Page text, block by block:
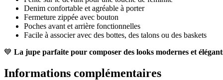
Denim confortable et agréable à porter
Fermeture zippée avec bouton
Poches avant et arrière fonctionnelles
Facile à associer avec des bottes, des talons ou des baskets
💙 La jupe parfaite pour composer des looks modernes et
Informations complémentaires